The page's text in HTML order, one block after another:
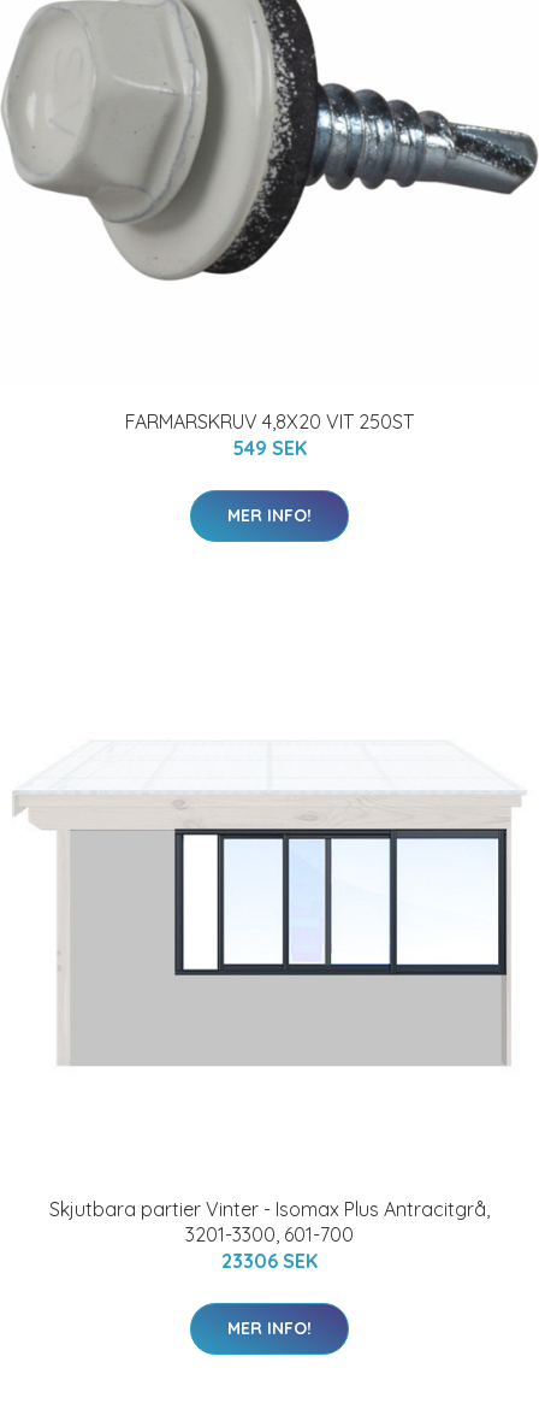
FARMARSKRUV 4,8X20 VIT 250ST
549 SEK
MER INFO!
Skjutbara partier Vinter - Isomax Plus Antracitgrå,
3201-3300, 601-700
23306 SEK
MER INFO!